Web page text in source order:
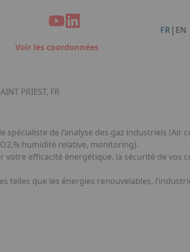
Qui sommes-nous ?
Accéder au complexe
Politique RSE
FR | EN
Voir les coordonnées
PRIEST, FR
spécialiste de l’analyse des gaz industriels
humidité relative, monitoring).
votre efficacité énergétique, la sécurité de vos
telles que les énergies renouvelables,